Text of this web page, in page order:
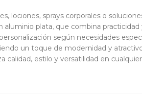
lociones, sprays corporales o
plata, que combina practicidad
según necesidades
un toque de modernidad y
calidad, estilo y versatilidad en